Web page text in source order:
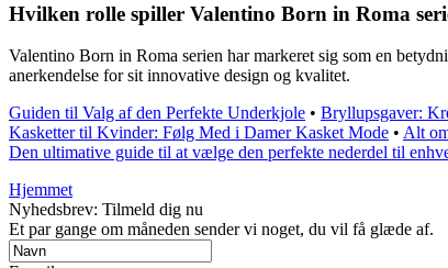
Hvilken rolle spiller Valentino Born in Roma
Valentino Born in Roma serien har markeret sig som en
anerkendelse for sit innovative design og kvalitet.
Guiden til Valg af den Perfekte Underkjole • Bryllupsgaver:
Kasketter til Kvinder: Følg Med i Damer Kasket Mode • Alt
Den ultimative guide til at vælge den perfekte nederdel til
Hjemmet
Nyhedsbrev: Tilmeld dig nu
Et par gange om måneden sender vi noget, du vil få glæde af.